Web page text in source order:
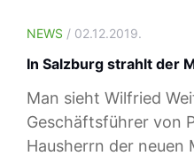
NEWS / 02.12.2019.
In Salzburg strahlt der
Man sieht Wilfried
Geschäftsführer von
Hausherrn der neuen